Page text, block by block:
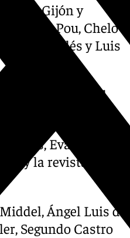
Gijón y
María Pou, Chelo
Ana Vallés y Luis
Runde y el
Eva Baltasar,
y la revista
Ángel Luis de
Segundo Castro